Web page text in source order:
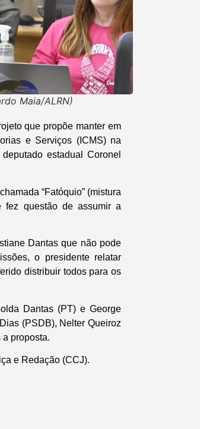
Maia/ALRN)
que propõe manter em
e Serviços (ICMS) na
estadual Coronel
“Fatóquio” (mistura
fez questão de assumir a
Dantas que não pode
o presidente relatar
distribuir todos para os
Dantas (PT) e George
(PSDB), Nelter Queiroz
proposta.
e Redação (CCJ).